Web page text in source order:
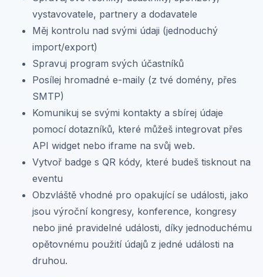
vystavovatele, partnery a dodavatele
Měj kontrolu nad svými údaji (jednoduchý
import/export)
Spravuj program svých účastníků
Posílej hromadné e-maily (z tvé domény, přes
SMTP)
Komunikuj se svými kontakty a sbírej údaje
pomocí dotazníků, které můžeš integrovat přes
API widget nebo iframe na svůj web.
Vytvoř badge s QR kódy, které budeš tisknout na
eventu
Obzvláště vhodné pro opakující se události, jako
jsou výroční kongresy, konference, kongresy
nebo jiné pravidelné události, díky jednoduchému
opětovnému použití údajů z jedné události na
druhou.